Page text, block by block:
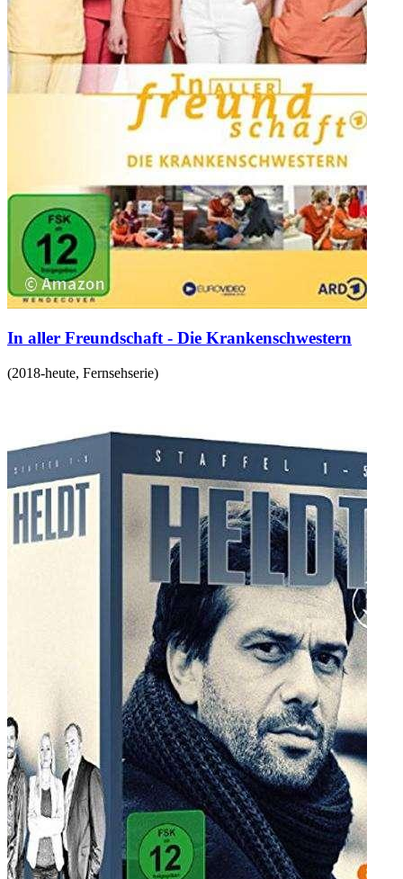
In aller Freundschaft - Die Krankenschwestern
(2018-heute, Fernsehserie)